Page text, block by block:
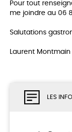
LES
Pour tout
me joindre au 06
Salutations
Laurent Montmain